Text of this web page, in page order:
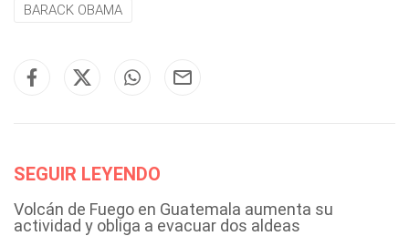
BARACK OBAMA
SEGUIR LEYENDO
Volcán de Fuego en Guatemala aumenta su
actividad y obliga a evacuar dos aldeas